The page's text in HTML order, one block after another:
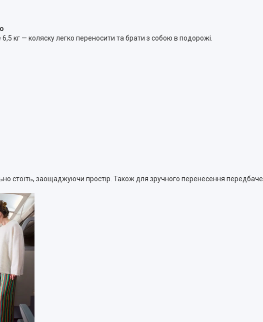
кг — коляску легко переносити та брати з собою в подорожі.
стоїть, заощаджуючи простір. Також для зручного перенесення